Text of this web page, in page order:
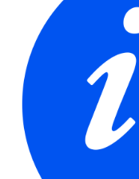
FAQ
Packing
Shipping
documents